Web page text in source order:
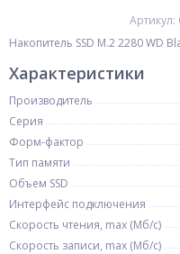
Артикул:
Накопитель SSD M.2 2280 WD
Характеристики
Производитель
Серия
Форм-фактор
Тип памяти
Объем SSD
Интерфейс подключения
Скорость чтения, max (Мб/с)
Скорость записи, max (Мб/с)